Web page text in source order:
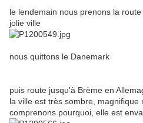
le lendemain nous prenons la
jolie ville
nous quittons le Danemark
puis route jusqu'à Brème en
la ville est très sombre,
comprenons pourquoi, elle est